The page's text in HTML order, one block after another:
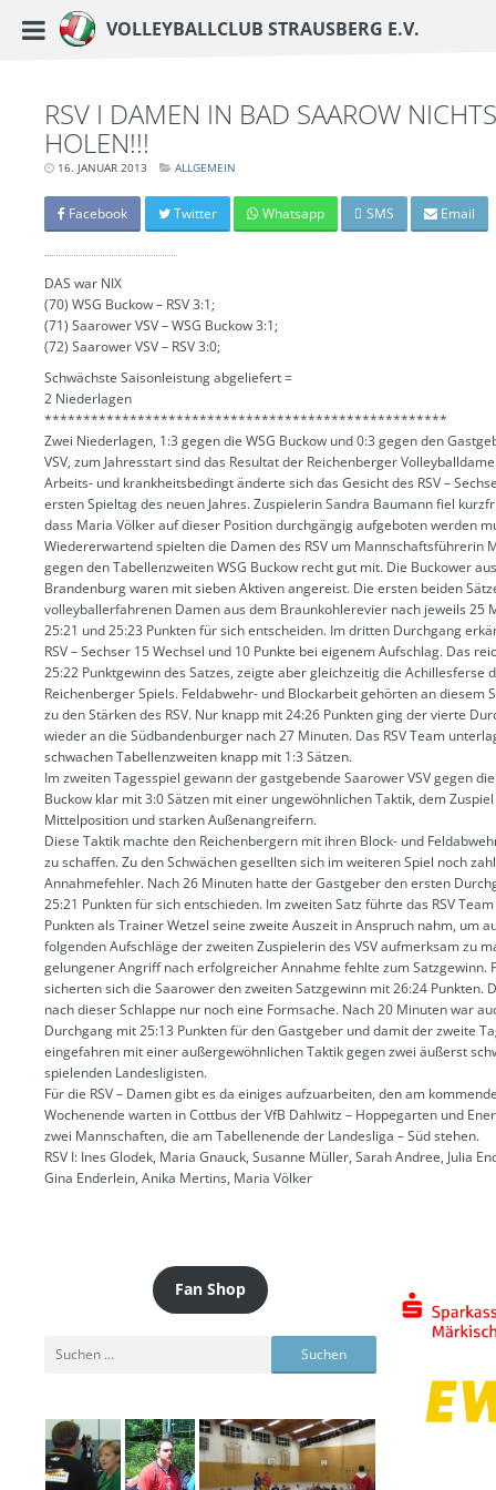
https://www.vc-strausberg.de/wp-content/themes/siehste/images/
Zum
Volleyballclub Strausberg e.V.
Haupt-Menü
RSV I DAMEN IN BAD SAAROW
HOLEN!!!
16. JANUAR 2013 LETZTE
15.
MÄRZ
2024
-
UHR
ALLGEMEIN
Facebook Twitter Whatsapp SMS Email
DAS war NIX
(70) WSG Buckow – RSV 3:1;
(71) Saarower VSV – WSG Buckow 3:1;
(72) Saarower VSV – RSV 3:0;
Schwächste Saisonleistung abgeliefert =
2 Niederlagen
****************************************************
Zwei Niederlagen, 1:3 gegen die WSG Buckow und 0:3 gegen den
VSV, zum Jahresstart sind das Resultat der Reichenberger
Arbeits- und krankheitsbedingt änderte sich das Gesicht des RSV –
ersten Spieltag des neuen Jahres. Zuspielerin Sandra Baumann fiel
dass Maria Völker auf dieser Position durchgängig aufgeboten werden
Wiedererwartend spielten die Damen des RSV um Mannschaftsführerin
gegen den Tabellenzweiten WSG Buckow recht gut mit. Die Buckower
Brandenburg waren mit sieben Aktiven angereist. Die ersten beiden
volleyballerfahrenen Damen aus dem Braunkohlerevier nach jeweils 25
25:21 und 25:23 Punkten für sich entscheiden. Im dritten Durchgang
RSV – Sechser 15 Wechsel und 10 Punkte bei eigenem Aufschlag. Das
25:22 Punktgewinn des Satzes, zeigte aber gleichzeitig die Achillesferse
Reichenberger Spiels. Feldabwehr- und Blockarbeit gehörten an diesem
zu den Stärken des RSV. Nur knapp mit 24:26 Punkten ging der vierte
wieder an die Südbandenburger nach 27 Minuten. Das RSV Team
schwachen Tabellenzweiten knapp mit 1:3 Sätzen.
Im zweiten Tagesspiel gewann der gastgebende Saarower VSV gegen die
Buckow klar mit 3:0 Sätzen mit einer ungewöhnlichen Taktik, dem
Mittelposition und starken Außenangreifern.
Diese Taktik machte den Reichenbergern mit ihren Block- und
zu schaffen. Zu den Schwächen gesellten sich im weiteren Spiel noch
Annahmefehler. Nach 26 Minuten hatte der Gastgeber den ersten
25:21 Punkten für sich entschieden. Im zweiten Satz führte das RSV
Punkten als Trainer Wetzel seine zweite Auszeit in Anspruch nahm, um
folgenden Aufschläge der zweiten Zuspielerin des VSV aufmerksam zu
gelungener Angriff nach erfolgreicher Annahme fehlte zum Satzgewinn.
sicherten sich die Saarower den zweiten Satzgewinn mit 26:24 Punkten.
nach dieser Schlappe nur noch eine Formsache. Nach 20 Minuten war
Durchgang mit 25:13 Punkten für den Gastgeber und damit der zweite
eingefahren mit einer außergewöhnlichen Taktik gegen zwei äußerst
spielenden Landesligisten.
Für die RSV – Damen gibt es da einiges aufzuarbeiten, den am
Wochenende warten in Cottbus der VfB Dahlwitz – Hoppegarten und
zwei Mannschaften, die am Tabellenende der Landesliga – Süd stehen.
RSV I: Ines Glodek, Maria Gnauck, Susanne Müller, Sarah Andree, Julia
Gina Enderlein, Anika Mertins, Maria Völker
Fan Shop
Suchen